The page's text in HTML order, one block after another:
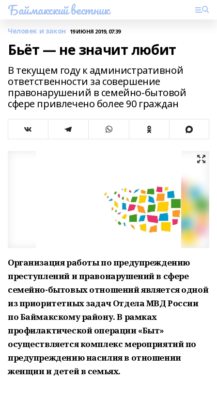
Баймакский вестник
Человек и закон 19 ИЮНЯ 2019, 07:39
Бьёт — не значит любит
В текущем году к административной
ответственности за совершение
правонарушений в семейно-бытовой
сфере привлечено более 90 граждан
Организация работы по предупреждению
преступлений и правонарушений в сфере
семейно-бытовых отношений является одной
из приоритетных задач Отдела МВД России
по Баймакскому району. В рамках
профилактической операции «Быт»
осуществляется комплекс мероприятий по
предупреждению насилия в отношении
женщин и детей в семьях.